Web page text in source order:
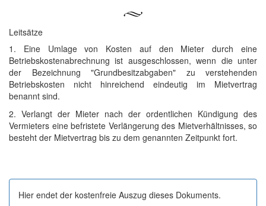
Leitsätze
1. Eine Umlage von Kosten auf den Mieter durch eine
Betriebskostenabrechnung ist ausgeschlossen, wenn die unter
der Bezeichnung "Grundbesitzabgaben" zu verstehenden
Betriebskosten nicht hinreichend eindeutig im Mietvertrag
benannt sind.
2. Verlangt der Mieter nach der ordentlichen Kündigung des
Vermieters eine befristete Verlängerung des Mietverhältnisses, so
besteht der Mietvertrag bis zu dem genannten Zeitpunkt fort.
Hier endet der kostenfreie Auszug dieses Dokuments.